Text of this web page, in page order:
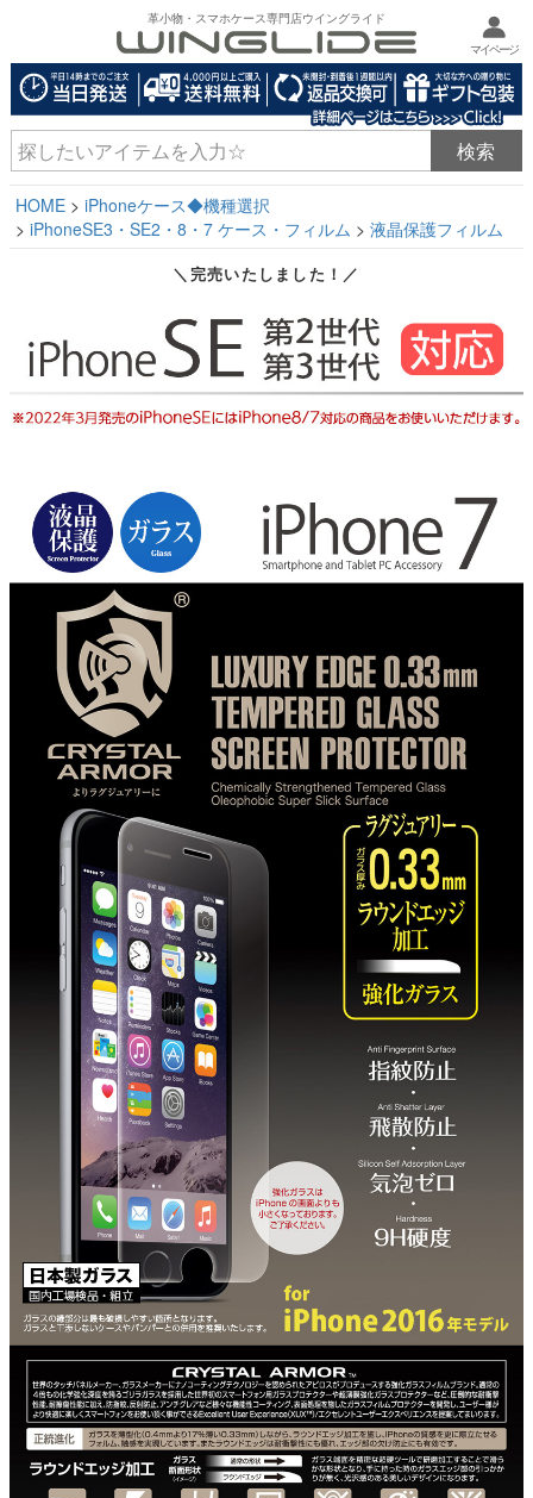
革小物・スマホケース専門店ウイングライド
マイページ
HOME
iPhoneケース◆機種選択
iPhoneSE3・SE2・8・7 ケース・フィルム
液晶保護フィルム
＼完売いたしました！／